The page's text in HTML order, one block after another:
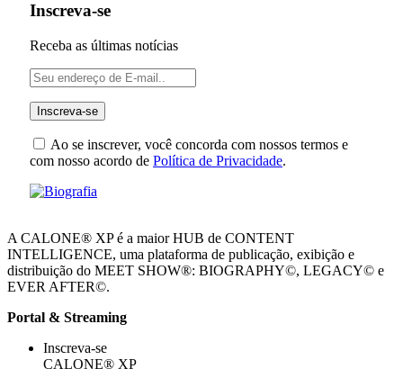
Inscreva-se
Receba as últimas notícias
Ao se inscrever, você concorda com nossos termos e
com nosso acordo de Política de Privacidade.
A CALONE® XP é a maior HUB de CONTENT
INTELLIGENCE, uma plataforma de publicação, exibição e
distribuição do MEET SHOW®: BIOGRAPHY©, LEGACY© e
EVER AFTER©.
Portal & Streaming
Inscreva-se
CALONE® XP